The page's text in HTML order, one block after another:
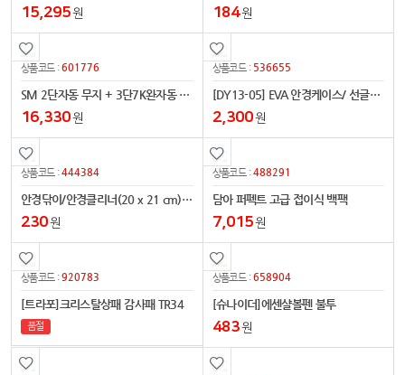
15,295원 184원
상품코드 :601776
SM 2단자동 무지 + 3단7K완자동 무지(5칼라) 우산세트
16,330원
상품코드 : 536655
[DY13-05] EVA 안경케이스/ 선글라스 케이스
2,300원
상품코드 :444384
안경닦이/안경클리너(20 x 21 cm)초극세사
230원
상품코드 :488291
담아 퍼펙트 고급 접이식 백팩
7,015원
상품코드 :920783
[트라포]크리스탈상패 감사패 TR34
품절
상품코드 :658904
[슈나이더]에센샬볼펜 불투
483원